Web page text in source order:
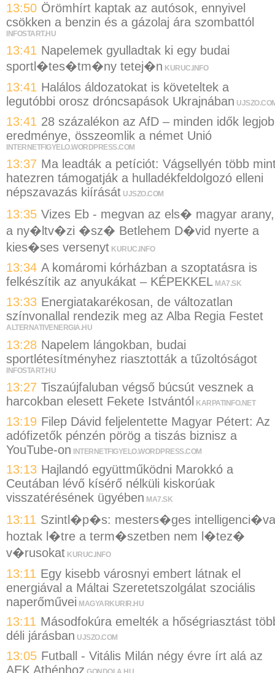
13:50 Örömhírt kaptak az autósok, ennyivel
csökken a benzin és a gázolaj ára szombattól
INFOSTART.HU
13:41 Napelemek gyulladtak ki egy budai
sportl�tes�tm�ny tetej�n KURUC.INFO
13:41 Halálos áldozatokat is követeltek a
legutóbbi orosz dróncsapások Ukrajnában
13:41 28 százalékon az AfD – minden idők
eredménye, összeomlik a német Unió
INTERNETFIGYELO.WORDPRESS.COM
13:37 Ma leadták a petíciót: Vágsellyén több
hatezren támogatják a hulladékfeldolgozó elleni
népszavazás kiírását UJSZO.COM
13:35 Vizes Eb - megvan az els� magyar arany,
a ny�ltv�zi �sz� Betlehem D�vid nyerte a
kies�ses versenyt KURUC.INFO
13:34 A komáromi kórházban a szoptatásra is
felkészítik az anyukákat – KÉPEKKEL MA7.SK
13:33 Energiatakarékosan, de változatlan
színvonallal rendezik meg az Alba Regia Festet
ALTERNATIVENERGIA.HU
13:28 Napelem lángokban, budai
sportlétesítményhez riasztották a tűzoltóságot
INFOSTART.HU
13:27 Tiszaújfaluban végső búcsút vesznek a
harcokban elesett Fekete Istvántól
KARPATINFO.NET
13:19 Filep Dávid feljelentette Magyar Pétert: Az
adófizetők pénzén pörög a tiszás biznisz a
YouTube-on INTERNETFIGYELO.WORDPRESS.COM
13:13 Hajlandó együttműködni Marokkó a
Ceutában lévő kísérő nélküli kiskorúak
visszatérésének ügyében MA7.SK
13:11 Szintl�p�s: mesters�ges
hoztak l�tre a term�szetben nem l�tez�
v�rusokat KURUC.INFO
13:11 Egy kisebb városnyi embert látnak el
energiával a Máltai Szeretetszolgálat szociális
naperőművei MAGYARKURIR.HU
13:11 Másodfokúra emelték a hőségriasztást
déli járásban UJSZO.COM
13:05 Futball - Vitális Milán négy évre írt alá az
AEK Athénhoz